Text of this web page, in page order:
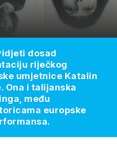
dosad
riječkog
umjetnice Katalin
Ona i talijanska
među
europske